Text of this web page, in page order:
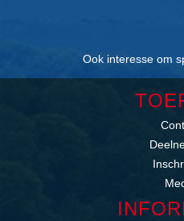
Ook interesse om